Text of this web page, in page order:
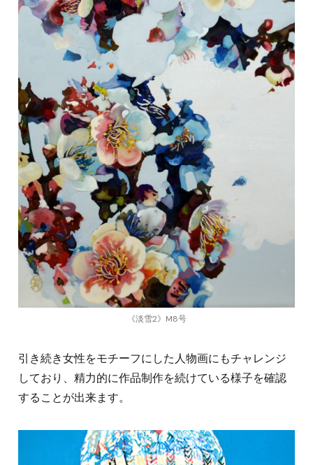
《淡雪2》M8号
引き続き女性をモチーフにした人物画にもチャレンジ
しており、精力的に作品制作を続けている様子を確認
することが出来ます。